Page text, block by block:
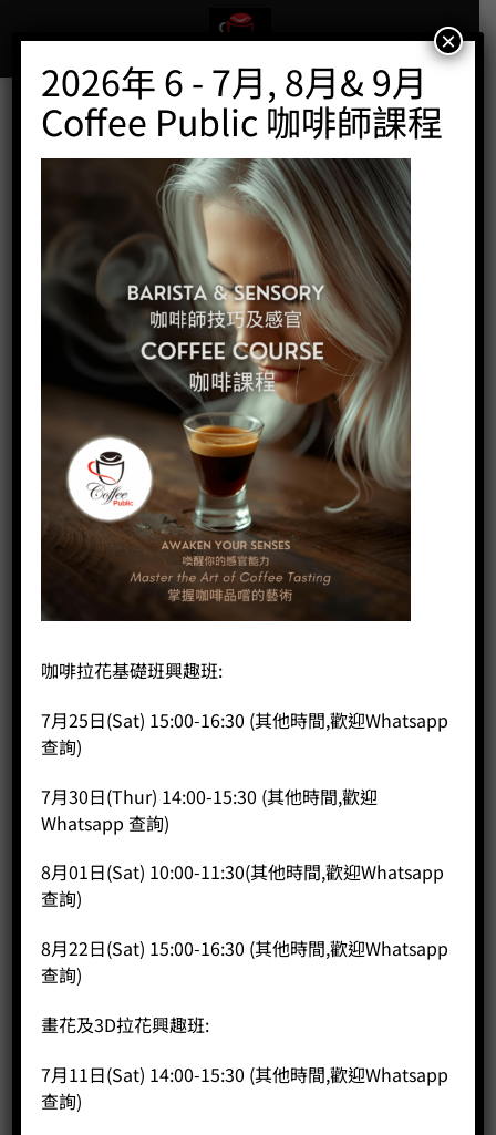
SCA CVA (COFFEE VALUE ASSESSMENT) FOR CUPPERS
SCA CVA (Coffee Value Assessment) for
HK$5,000.00
2. 考試合格，將獲頒發SCA CVA (Coffee Value Assessment)
for Cuppers證書
日期及時間:
11 & 12 Dec 2025
10:00 -18:00
3. 有興趣人仕可致電 35682574 或 Whatsapp 57036727 或 電
2026年 6 - 7月, 8月& 9月
Coffee Public 咖啡師課程
咖啡拉花基礎班興趣班:
7月25日(Sat) 15:00-16:30 (其他時間,歡迎Whatsapp
查詢)
7月30日(Thur) 14:00-15:30 (其他時間,歡迎
Whatsapp 查詢)
8月01日(Sat) 10:00-11:30(其他時間,歡迎Whatsapp
查詢)
8月22日(Sat) 15:00-16:30 (其他時間,歡迎Whatsapp
查詢)
畫花及3D拉花興趣班:
7月11日(Sat) 14:00-15:30 (其他時間,歡迎Whatsapp
查詢)
×